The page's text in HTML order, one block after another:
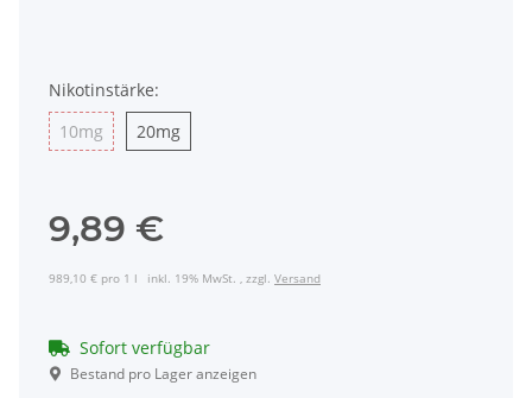
Nikotinstärke:
10mg 10mg20mg20mg
9,89 €
989,10 € pro 1 l inkl. 19% MwSt. , zzgl. Versand
Sofort verfügbar
Bestand pro Lager anzeigen